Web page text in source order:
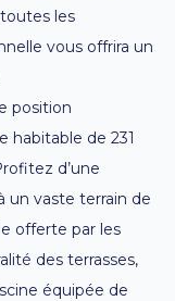
les
vous offrira un
position
habitable de 231
d’une
un vaste terrain de
offerte par les
des terrasses,
équipée de